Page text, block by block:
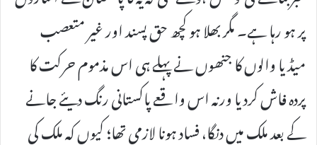
پر ہو رہا ہے۔ مگر بھلا ہو کچھ حق پسند اور غیر متعصب
میڈیا والوں کا جنھوں نے پہلے ہی اس مذموم حرکت کا
پردہ فاش کردیا ورنہ اس واقعے پاکستانی رنگ دیئے جانے
کے بعد ملک میں دنگا، فساد ہونا لازمی تھا؛ کیوں کہ ملک کی